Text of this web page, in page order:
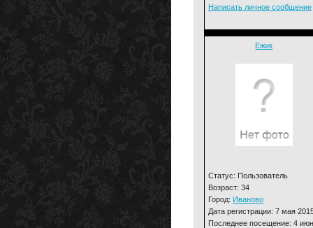
Написать личное сообщение
Ежик
Статус: Пользователь
Возраст: 34
Город: Иваново
Дата регистрации: 7 мая
Последнее посещение: 4 июн